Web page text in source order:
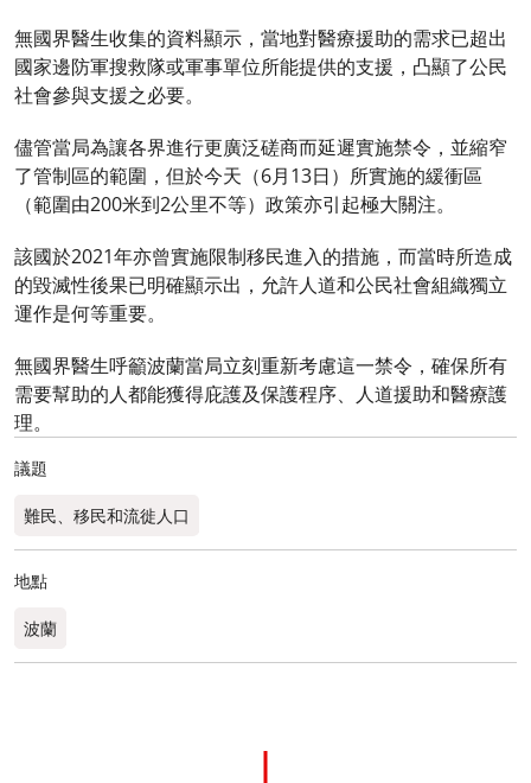
無國界醫生收集的資料顯示，當地對醫療援助的需求已超出
國家邊防軍搜救隊或軍事單位所能提供的支援，凸顯了公民
社會參與支援之必要。
儘管當局為讓各界進行更廣泛磋商而延遲實施禁令，並縮窄
了管制區的範圍，但於今天（6月13日）所實施的緩衝區
（範圍由200米到2公里不等）政策亦引起極大關注。
該國於2021年亦曾實施限制移民進入的措施，而當時所造成
的毀滅性後果已明確顯示出，允許人道和公民社會組織獨立
運作是何等重要。
無國界醫生呼籲波蘭當局立刻重新考慮這一禁令，確保所有
需要幫助的人都能獲得庇護及保護程序、人道援助和醫療護
理。
議題
難民、移民和流徙人口
地點
波蘭